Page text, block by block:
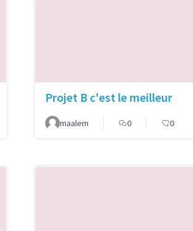
Projet B c'est le meilleur
maalem 0 0